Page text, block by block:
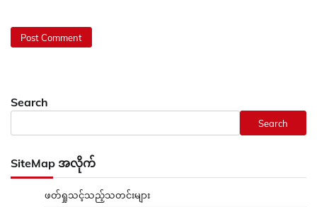
Search
Search
SiteMap အလိုက်
ဖတ်ရှုသင့်သည့်သတင်းများ